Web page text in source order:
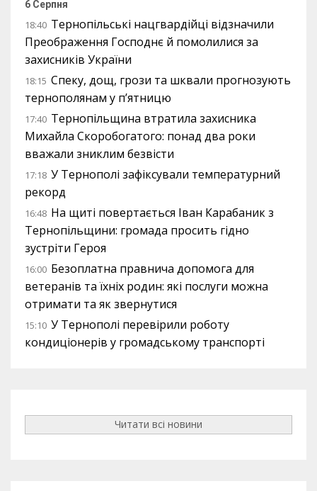
6 Серпня
18:40 Тернопільські нацгвардійці відзначили
Преображення Господнє й помолилися за
захисників України
18:15 Спеку, дощ, грози та шквали прогнозують
тернополянам у п’ятницю
17:40 Тернопільщина втратила захисника
Михайла Скоробогатого: понад два роки
вважали зниклим безвісти
17:18 У Тернополі зафіксували температурний
рекорд
16:48 На щиті повертається Іван Карабаник з
Тернопільщини: громада просить гідно
зустріти Героя
16:00 Безоплатна правнича допомога для
ветеранів та їхніх родин: які послуги можна
отримати та як звернутися
15:10 У Тернополі перевірили роботу
кондиціонерів у громадському транспорті
Читати всі новини